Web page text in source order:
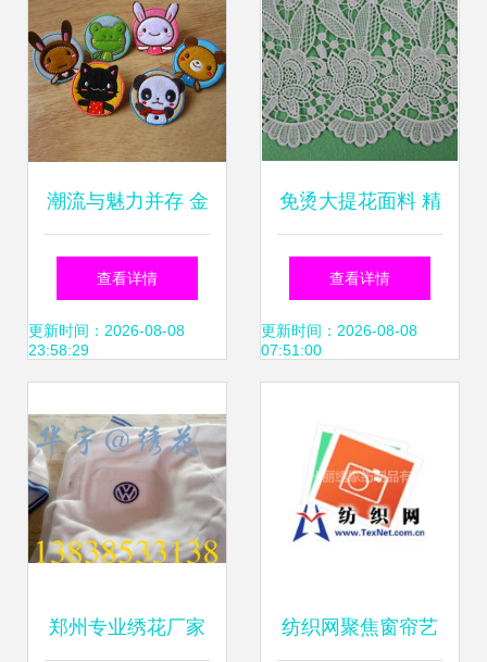
潮流与魅力并存 金
华市可可电脑绣花
厂星级面料绘就哈
查看详情
更新时间：2026-08-08
23:58:29
免烫大提花面料 精
致工艺与现代功能
的完美结合
查看详情
更新时间：2026-08-08
07:51:00
郑州专业绣花厂家 纺织网聚焦窗帘艺